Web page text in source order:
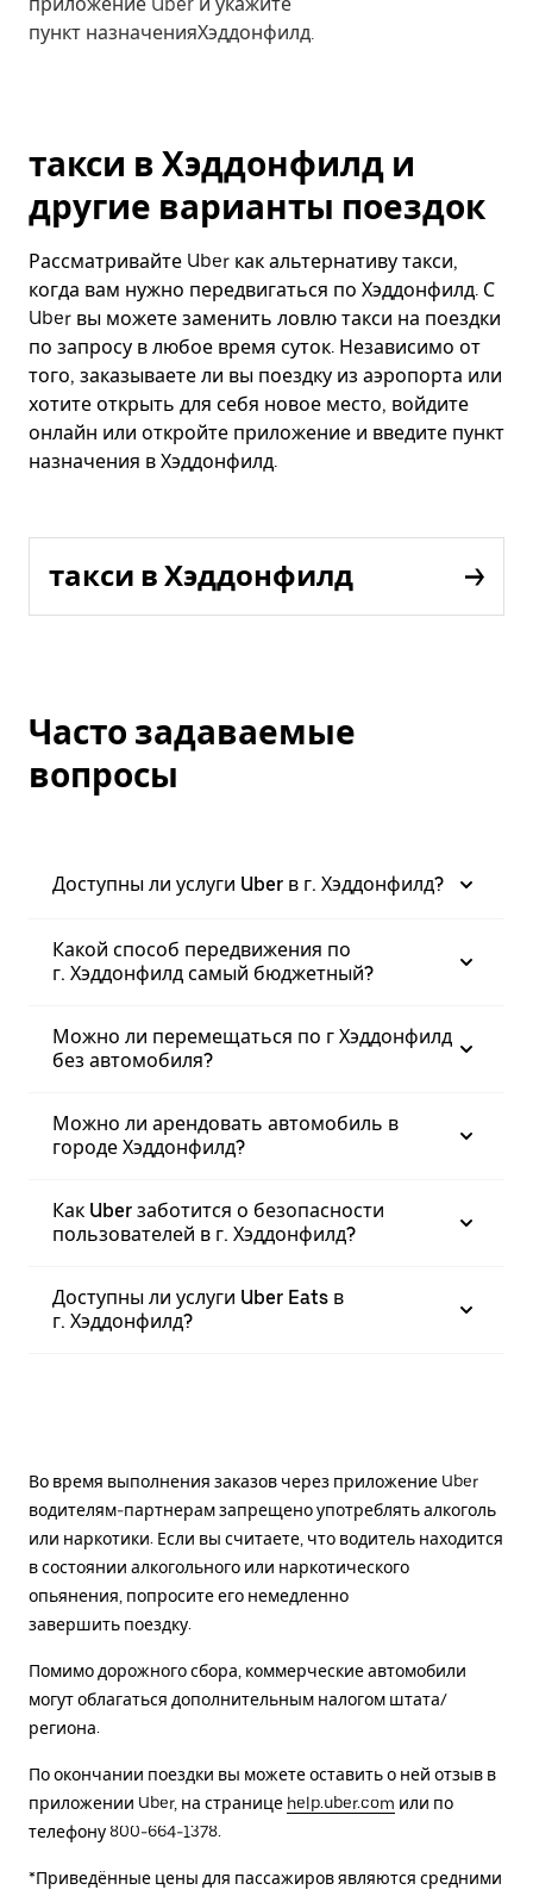
пункт назначенияХэддонфилд.
такси в Хэддонфилд и
другие варианты поездок
Рассматривайте Uber как альтернативу такси,
когда вам нужно передвигаться по Хэддонфилд. С
Uber вы можете заменить ловлю такси на поездки
по запросу в любое время суток. Независимо от
того, заказываете ли вы поездку из аэропорта или
хотите открыть для себя новое место, войдите
онлайн или откройте приложение и введите пункт
назначения в Хэддонфилд.
такси в Хэддонфилд
Часто задаваемые
вопросы
Доступны ли услуги Uber в г. Хэддонфилд?
Какой способ передвижения по
г. Хэддонфилд самый бюджетный?
Можно ли перемещаться по г Хэддонфилд
без автомобиля?
Можно ли арендовать автомобиль в
городе Хэддонфилд?
Как Uber заботится о безопасности
пользователей в г. Хэддонфилд?
Доступны ли услуги Uber Eats в
г. Хэддонфилд?
Во время выполнения заказов через приложение Uber
водителям-партнерам запрещено употреблять алкоголь
или наркотики. Если вы считаете, что водитель находится
в состоянии алкогольного или наркотического
опьянения, попросите его немедленно
завершить поездку.
Помимо дорожного сбора, коммерческие автомобили
могут облагаться дополнительным налогом штата/
региона.
По окончании поездки вы можете оставить о ней отзыв в
приложении Uber, на странице help.uber.com или по
телефону 800-664-1378.
*Приведённые цены для пассажиров являются средними